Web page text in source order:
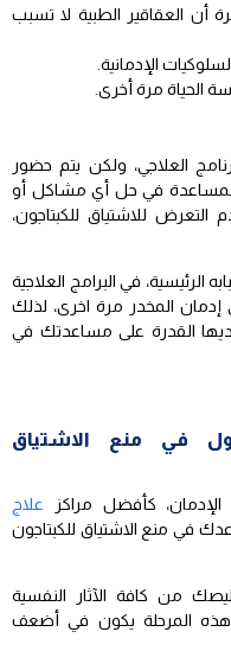
أن العقاقير الطبية لا تسبب
الإدمانية.
الحياة مرة أخرى.
العلاجي، ولكن يتم حضور
في حل أي مشاكل أو
للاشتياق للكبتاجون،
الرئيسية، في البرامج العلاجية
إدمان المخدر مرة اخرى، لذلك
القدرة على مساعدتك في
في منع الاشتياق
كأفضل مراكز
علاج
في منع الاشتياق للكبتاجون
من كافة الآثار النفسية
هذه المرحلة يكون في أضعف